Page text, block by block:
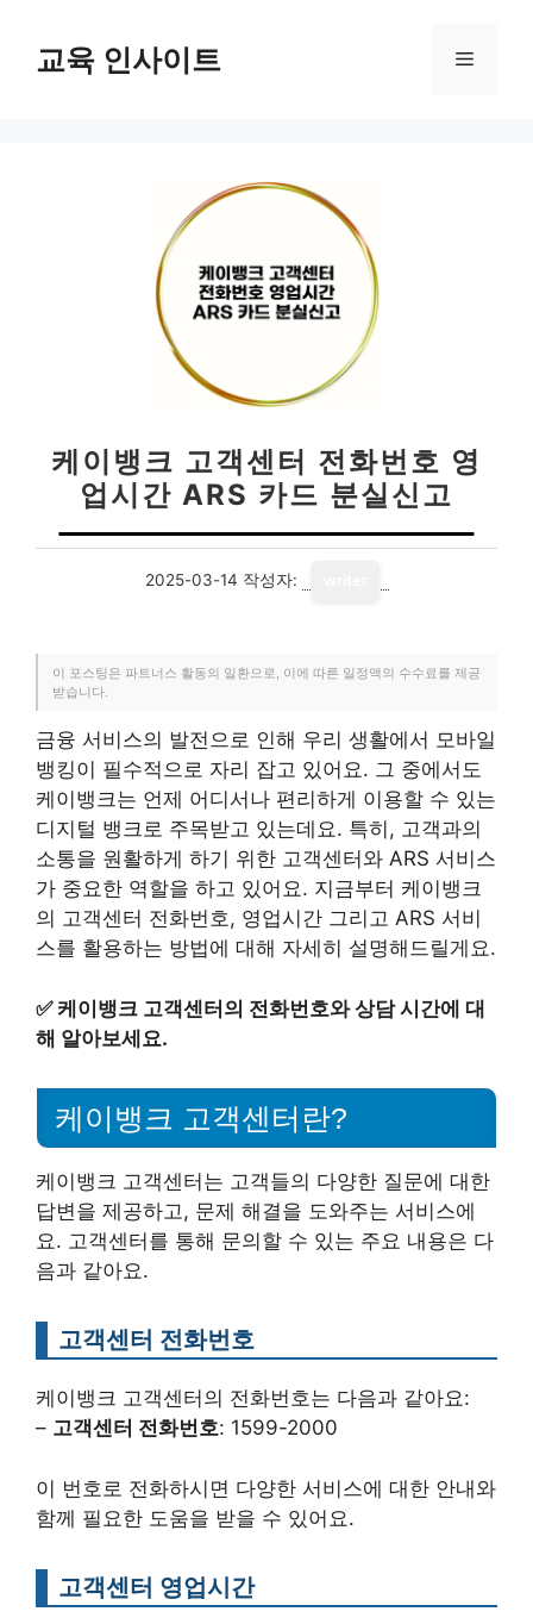
교육 인사이트 메
케이뱅크 고객센터 전화번호 영
업시간 ARS 카드 분실신고
2025-03-14 작성자:
이 포스팅은 파트너스 활동의 일환으로, 이에 따른 일정액의 수수료를 제공
받습니다.
금융 서비스의 발전으로 인해 우리 생활에서 모바일
뱅킹이 필수적으로 자리 잡고 있어요. 그 중에서도
케이뱅크는 언제 어디서나 편리하게 이용할 수 있는
디지털 뱅크로 주목받고 있는데요. 특히, 고객과의
소통을 원활하게 하기 위한 고객센터와 ARS 서비스
가 중요한 역할을 하고 있어요. 지금부터 케이뱅크
의 고객센터 전화번호, 영업시간 그리고 ARS 서비
스를 활용하는 방법에 대해 자세히 설명해드릴게요.
✅케이뱅크 고객센터의 전화번호와 상담 시간에 대
해 알아보세요.
케이뱅크 고객센터란?
케이뱅크 고객센터는 고객들의 다양한 질문에 대한
답변을 제공하고, 문제 해결을 도와주는 서비스에
요. 고객센터를 통해 문의할 수 있는 주요 내용은 다
음과 같아요.
고객센터 전화번호
케이뱅크 고객센터의 전화번호는 다음과 같아요:
– 고객센터 전화번호: 1599-2000
이 번호로 전화하시면 다양한 서비스에 대한 안내와
함께 필요한 도움을 받을 수 있어요.
고객센터 영업시간